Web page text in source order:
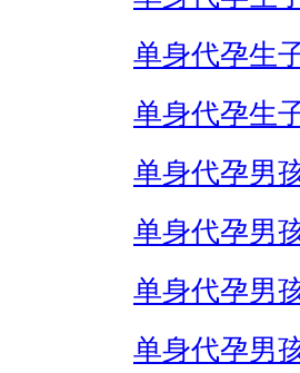
单身代孕生
单身代孕生
单身代孕男
单身代孕男
单身代孕男
单身代孕男